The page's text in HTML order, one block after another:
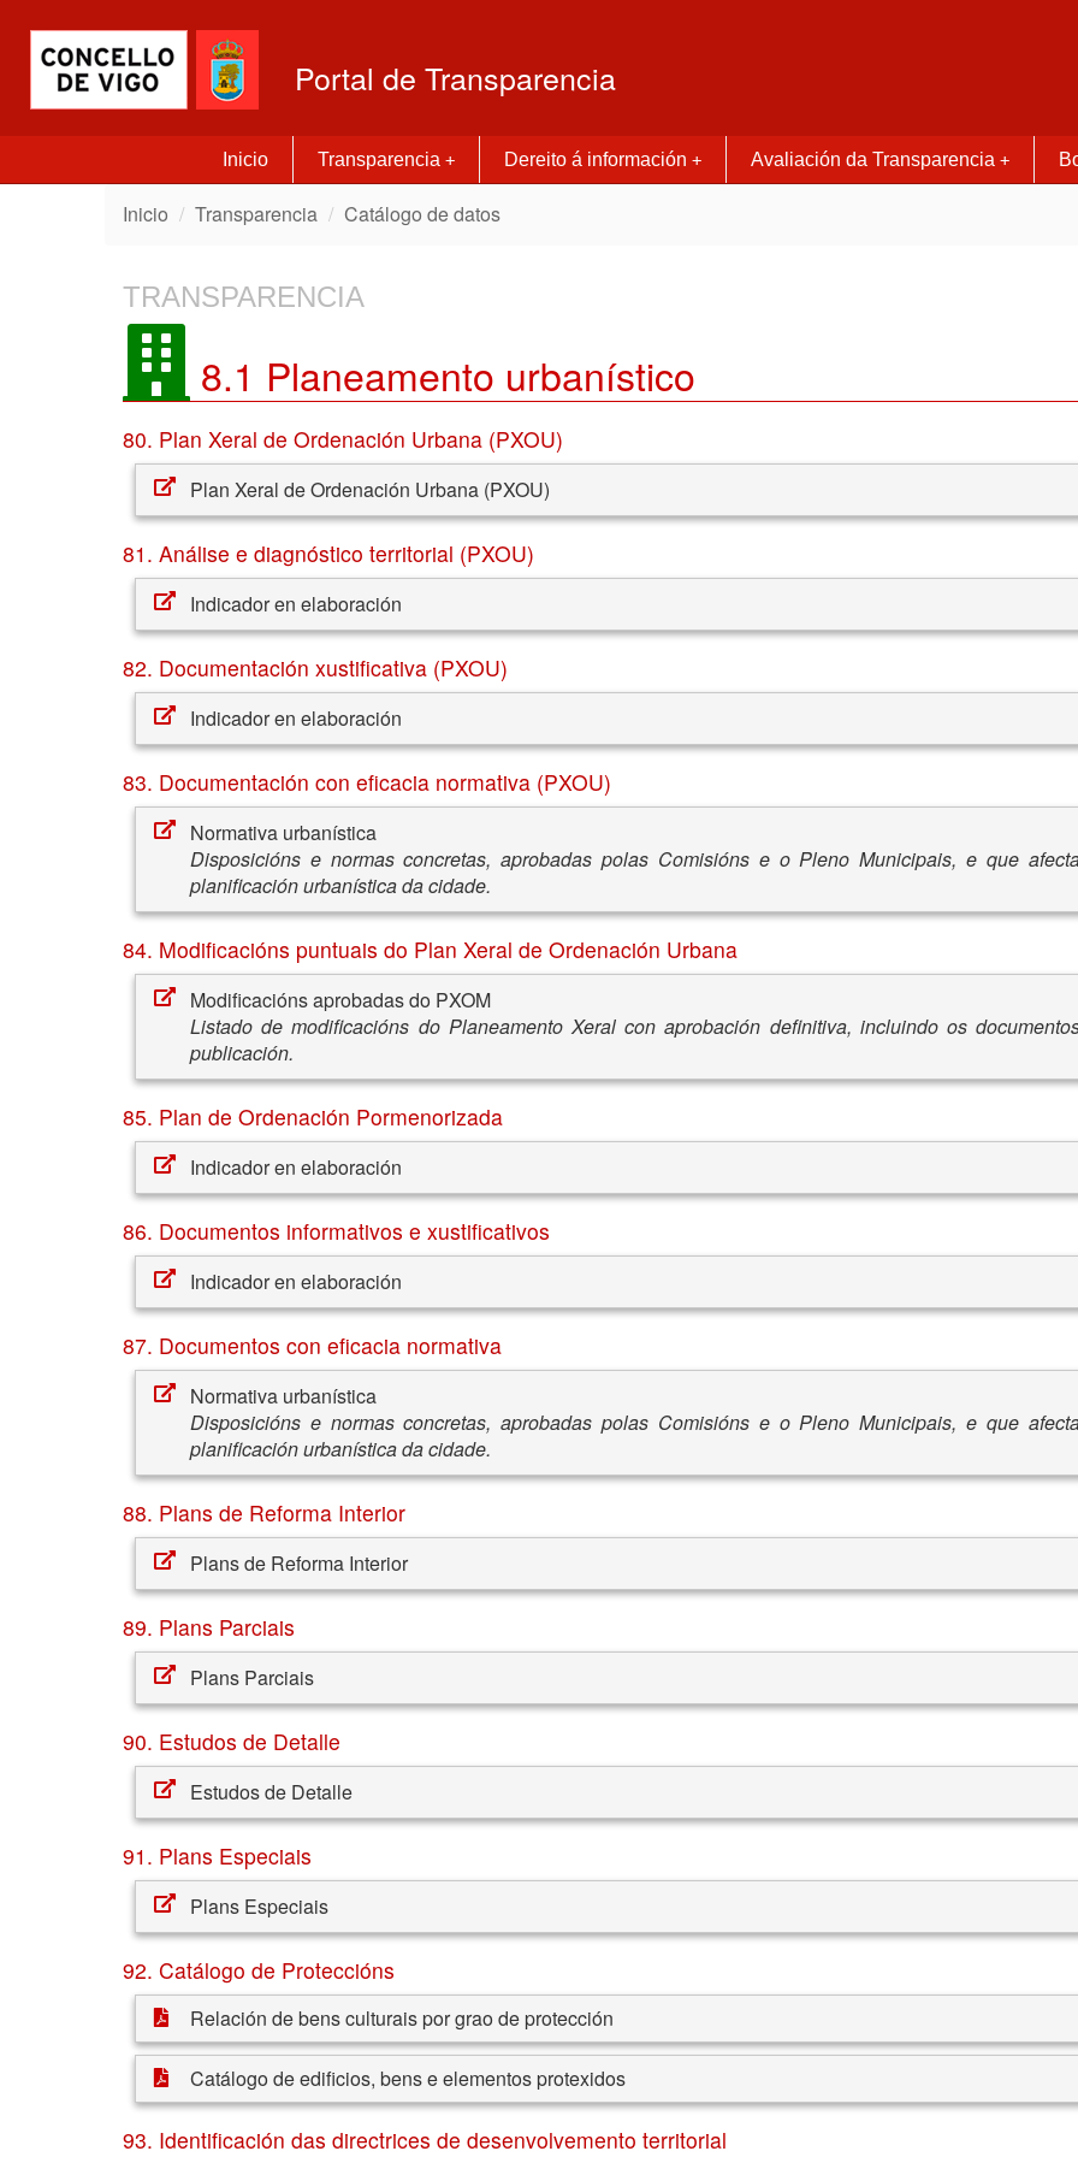
Portal de Transparencia
Inicio +
Transparencia +
Dereito á información +
Avaliación da Transparencia
Inicio Transparencia Catálogo de datos
TRANSPARENCIA
8.1 Planeamento urbanístico
80. Plan Xeral de Ordenación Urbana (PXOU)
Plan Xeral de Ordenación Urbana (PXOU)
81. Análise e diagnóstico territorial (PXOU)
Indicador en elaboración
82. Documentación xustificativa (PXOU)
Indicador en elaboración
83. Documentación con eficacia normativa (PXOU)
Normativa urbanística
Disposicións e normas concretas, aprobadas polas Comisións e o Pleno Municipais, e que
planificación urbanística da cidade.
84. Modificacións puntuais do Plan Xeral de Ordenación Urbana
Modificacións aprobadas do PXOM
Listado de modificacións do Planeamento Xeral con aprobación definitiva, incluindo os
publicación.
85. Plan de Ordenación Pormenorizada
Indicador en elaboración
86. Documentos informativos e xustificativos
Indicador en elaboración
87. Documentos con eficacia normativa
Normativa urbanística
Disposicións e normas concretas, aprobadas polas Comisións e o Pleno Municipais, e que
planificación urbanística da cidade.
88. Plans de Reforma Interior
Plans de Reforma Interior
89. Plans Parciais
Plans Parciais
90. Estudos de Detalle
Estudos de Detalle
91. Plans Especiais
Plans Especiais
92. Catálogo de Proteccións
Relación de bens culturais por grao de protección
Catálogo de edificios, bens e elementos protexidos
93. Identificación das directrices de desenvolvemento territorial